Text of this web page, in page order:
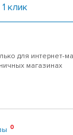
клик
для интернет-
магазинах